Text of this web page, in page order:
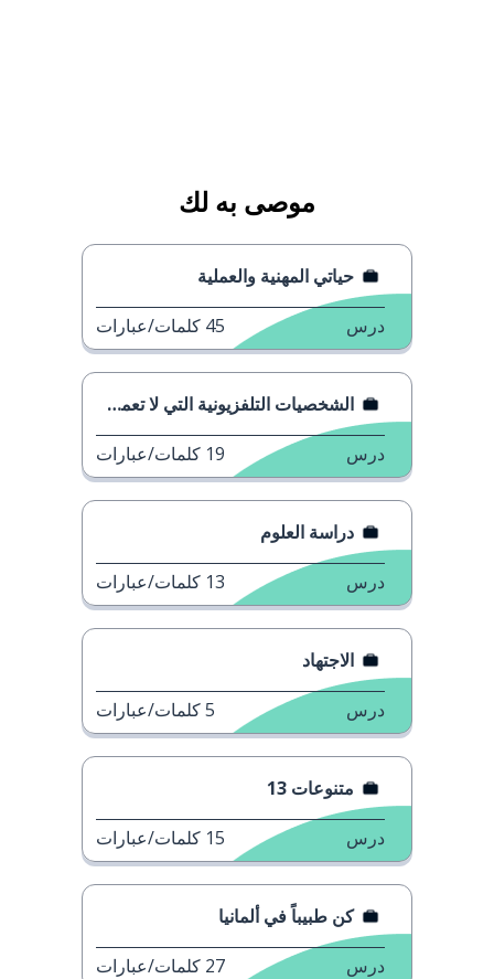
موصى به لك
حياتي المهنية والعملية
درس 45 كلمات/عبارات
الشخصيات التلفزيونية التي لا تعمل أبدا
درس 19 كلمات/عبارات
دراسة العلوم
درس 13 كلمات/عبارات
الاجتهاد
درس 5كلمات/عبارات
متنوعات 13
درس 15 كلمات/عبارات
كن طبيباً في ألمانيا
درس 27 كلمات/عبارات